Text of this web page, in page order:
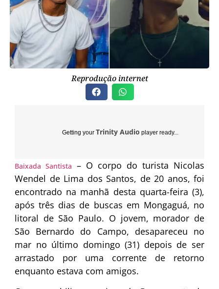
Reprodução internet
Getting your Trinity Audio player ready...
Baixada Santista – O corpo do turista Nicolas
Wendel de Lima dos Santos, de 20 anos, foi
encontrado na manhã desta quarta-feira (3),
após três dias de buscas em Mongaguá, no
litoral de São Paulo. O jovem, morador de
São Bernardo do Campo, desapareceu no
mar no último domingo (31) depois de ser
arrastado por uma corrente de retorno
enquanto estava com amigos.